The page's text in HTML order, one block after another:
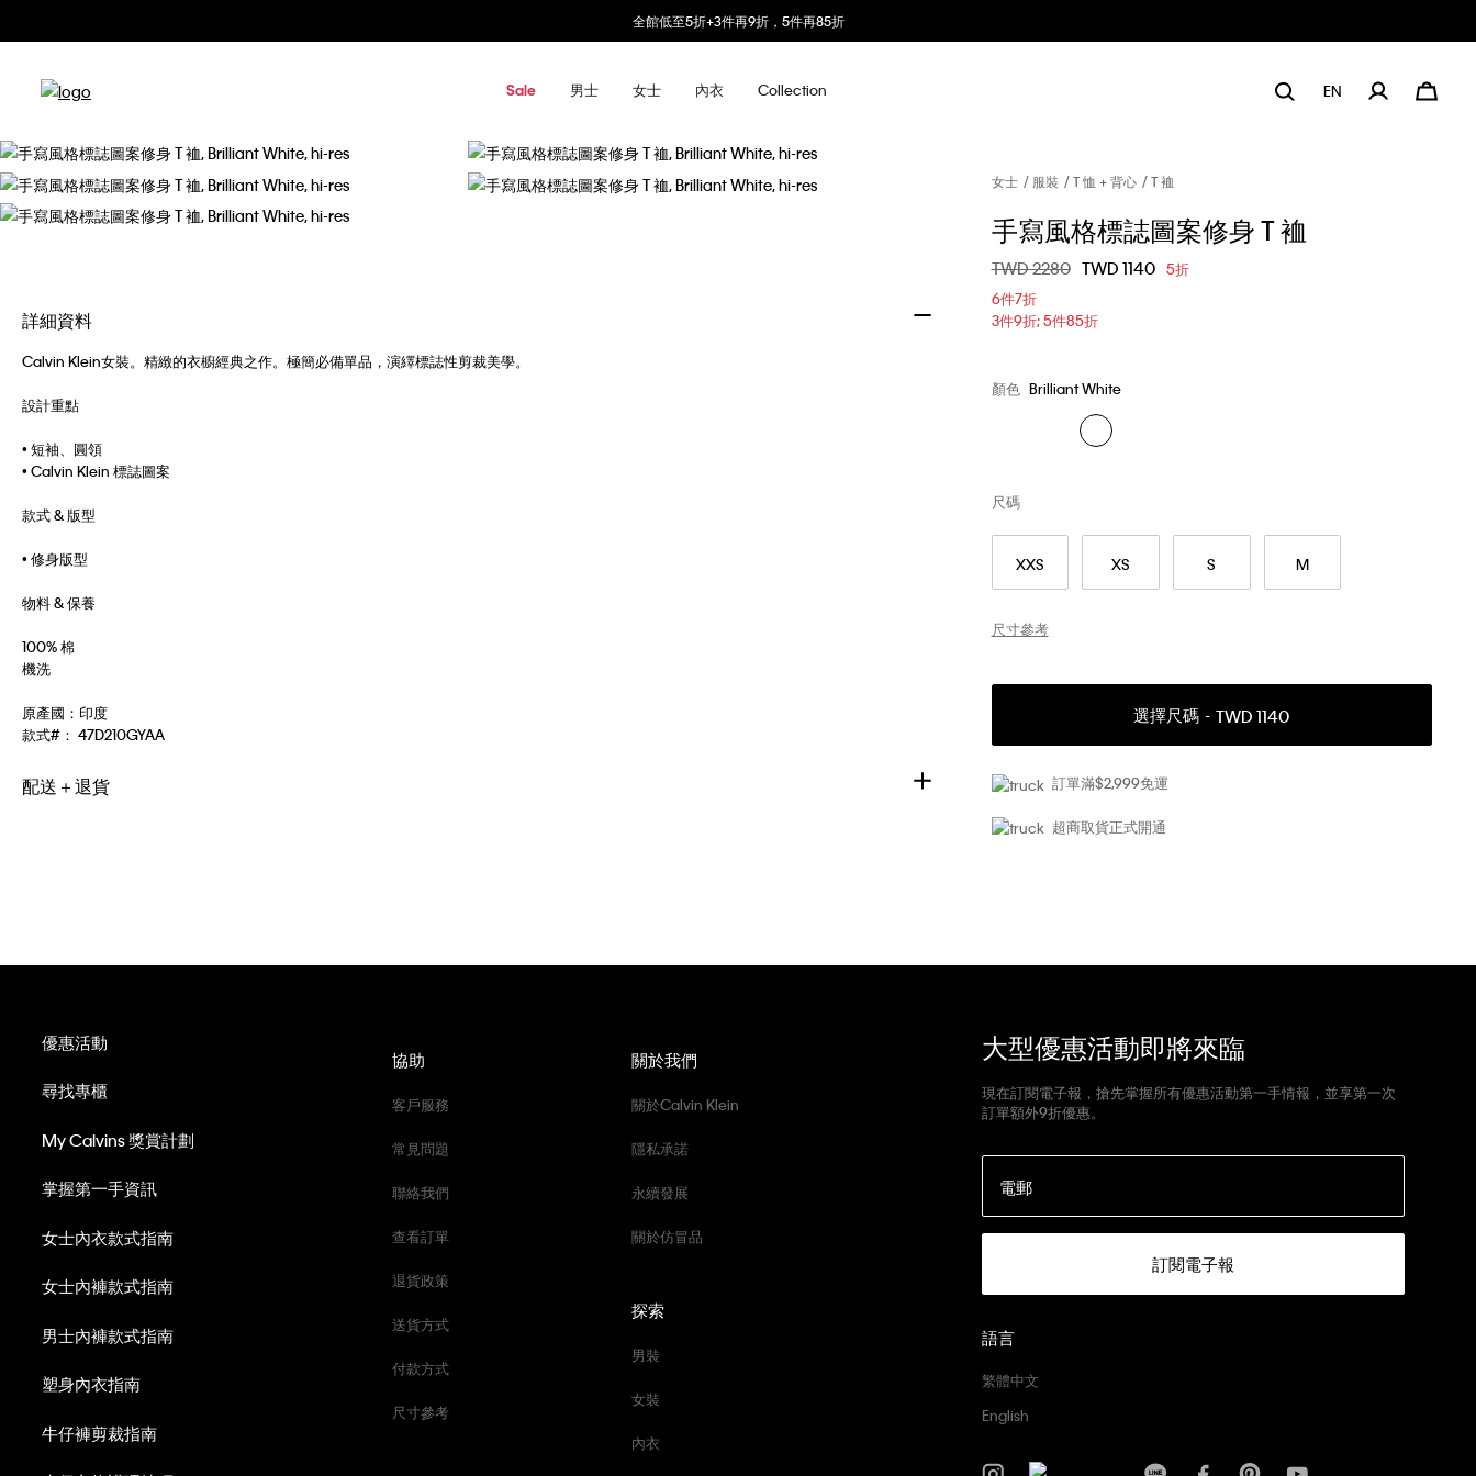
全館低至5折+3件再9折，5件再85折
Sale 男士 女士 內衣 Collection EN
詳細資料
Calvin Klein女裝。精緻的衣櫥經典之作。極簡必備單品，演繹標誌性剪裁美學。
設計重點
• 短袖、圓領
• Calvin Klein 標誌圖案
款式 & 版型
• 修身版型
物料 & 保養
100% 棉
機洗
原產國：印度
款式#： 47D210GYAA
配送＋退貨
女士 服裝 T 恤 + 背心 T 裇
手寫風格標誌圖案修身 T 裇
價格扣減從
TWD 2280至TWD 1140 5折
6件7折
3件9折; 5件85折
顏色 Brilliant White
XXS XS S M
尺碼
尺寸參考
選擇尺碼 TWD 1140
訂單滿$2,999免運
超商取貨正式開通
大型優惠活動即將來臨
現在訂閱電子報，搶先掌握所有優惠活動第一手情報，並享第一次
訂單額外9折優惠。
電郵
訂閱電子報
語言
繁體中文
English
協助
客戶服務
常見問題
聯絡我們
查看訂單
退貨政策
送貨方式
付款方式
尺寸參考
優惠活動
尋找專櫃
My Calvins 獎賞計劃
掌握第一手資訊
女士內衣款式指南
女士內褲款式指南
男士內褲款式指南
塑身內衣指南
牛仔褲剪裁指南
探索
男裝
女裝
內衣
關於我們
關於Calvin Klein
隱私承諾
永續發展
關於仿冒品